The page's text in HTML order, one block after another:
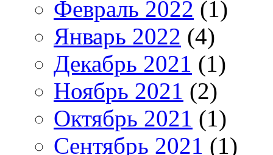
Февраль 2022 (1)
Январь 2022 (4)
Декабрь 2021 (1)
Ноябрь 2021 (2)
Октябрь 2021 (1)
Сентябрь 2021 (1)